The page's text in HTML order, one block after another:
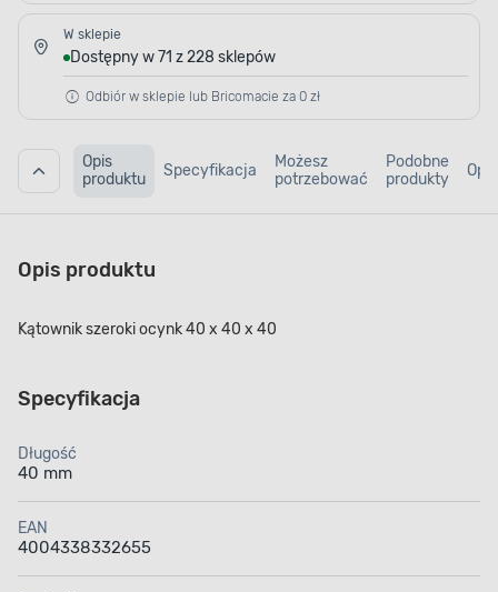
W sklepie
Dostępny w 71 z 228 sklepów
Odbiór w sklepie lub Bricomacie za 0 zł
Opis
produktu
Specyfikacja
Możesz
potrzebować
Podobne
produkty
Opis produktu
Kątownik szeroki ocynk 40 x 40 x 40
Specyfikacja
Długość
40 mm
EAN
4004338332655